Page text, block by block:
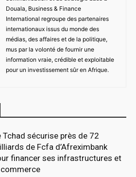
Douala, Business & Finance
International regroupe des partenaires
internationaux issus du monde des
médias, des affaires et de la politique,
mus par la volonté de fournir une
information vraie, crédible et exploitable
pour un investissement sûr en Afrique.
Tchad sécurise près de 72
de Fcfa d’Afreximbank
financer ses infrastructures et